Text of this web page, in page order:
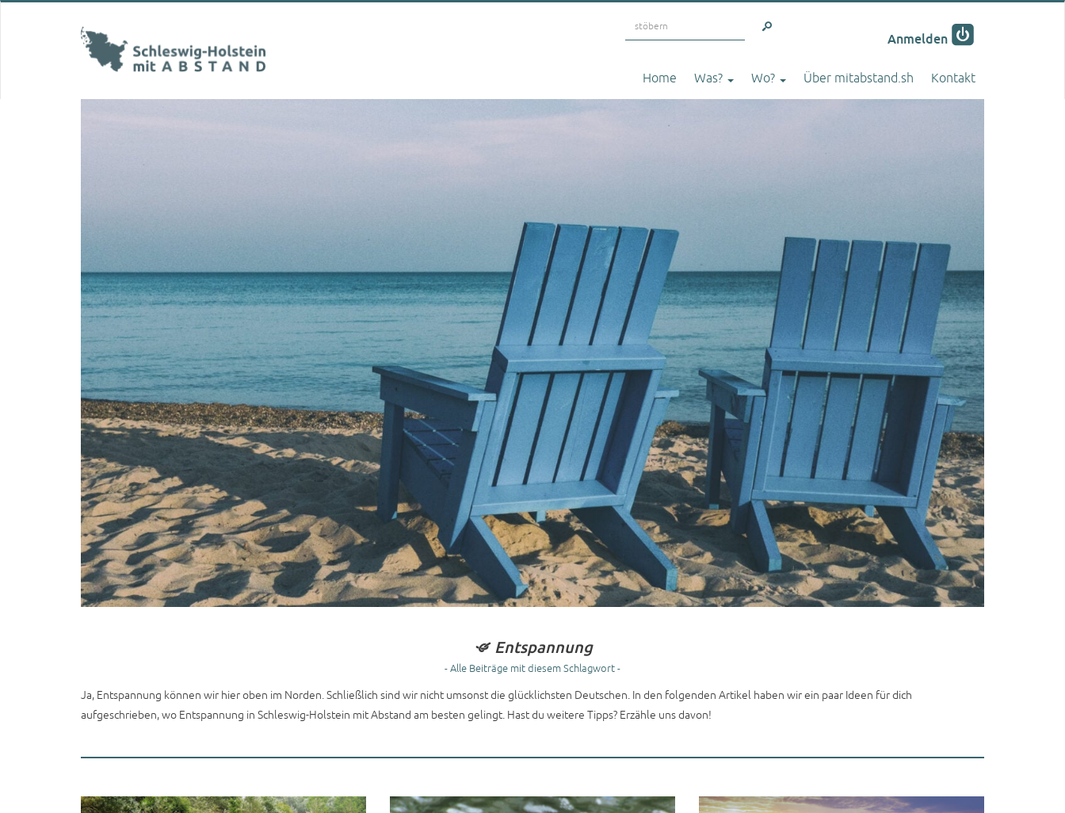
Anmelden
Home Was? Wo? Über mitabstand.sh Kontakt
Entspannung
- Alle Beiträge mit diesem Schlagwort -
Ja, Entspannung können wir hier oben im Norden. Schließlich sind wir nicht umsonst die glücklichsten Deutschen. In den folgenden Artikel haben wir ein paar Ideen für dich
aufgeschrieben, wo Entspannung in Schleswig-Holstein mit Abstand am besten gelingt. Hast du weitere Tipps? Erzähle uns davon!